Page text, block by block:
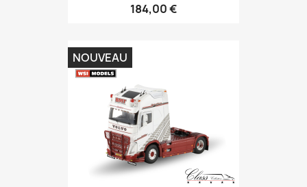
184,00 €
NOUVEAU